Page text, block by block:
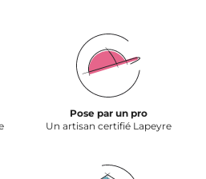
Pose par un pro
Un artisan certifié Lapeyre